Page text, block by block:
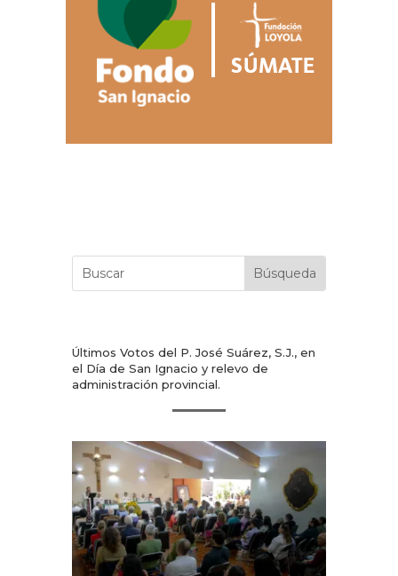
Últimos Votos del P. José Suárez, S.J., en
el Día de San Ignacio y relevo de
administración provincial.